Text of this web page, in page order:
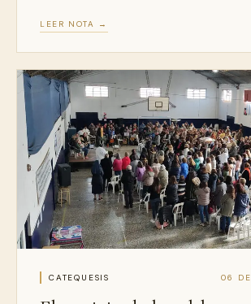
LEER NOTA →
CATEQUESIS 06